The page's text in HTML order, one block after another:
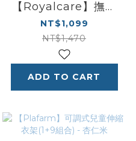
【Royalcare】撫育
人氣組 | 曼哈頓探險球
固齒器 + 歡樂手搖鈴
十件組 (附收納盒 款式
隨機)
NT$1,099
NT$1,470
ADD TO CART